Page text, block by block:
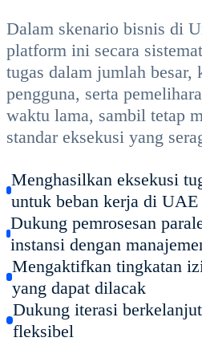
Dalam skenario bisnis di
platform ini secara
tugas dalam jumlah besar,
pengguna, serta
waktu lama, sambil tetap
standar eksekusi yang
Menghasilkan eksekusi
untuk beban kerja di UAE
Dukung pemrosesan
instansi dengan
Mengaktifkan tingkatan
yang dapat dilacak
Dukung iterasi
fleksibel